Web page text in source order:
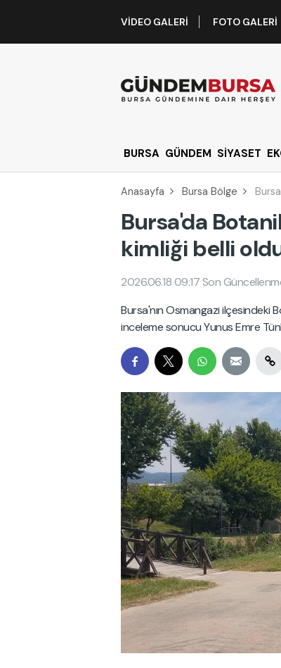
VIDEO GALERI FOTO GALERI
BURSA GÜNDEM SİYASET
Anasayfa Bursa Bölge
Bursa'da
kimliği belli
2026.06.18 09:17 Son
Bursa'nın Osmangazi ilçesindeki
inceleme sonucu Yunus Emre